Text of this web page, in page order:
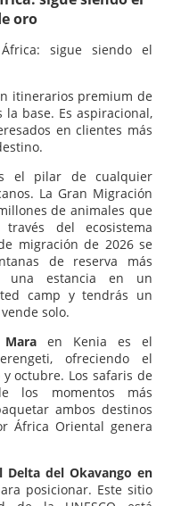
oro
itinerarios premium de
base. Es aspiracional,
en clientes más
el pilar de cualquier
La Gran Migración
de animales que
del ecosistema
migración de 2026 se
de reserva más
una estancia en un
camp y tendrás un
solo.
en Kenia es el
ofreciendo el
octubre. Los safaris de
los momentos más
ambos destinos
África Oriental genera
Delta del Okavango en
posicionar. Este sitio